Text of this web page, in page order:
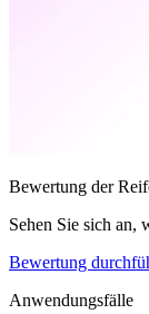
Bewertung der
Sehen Sie sich an,
Bewertung
Anwendungsfälle